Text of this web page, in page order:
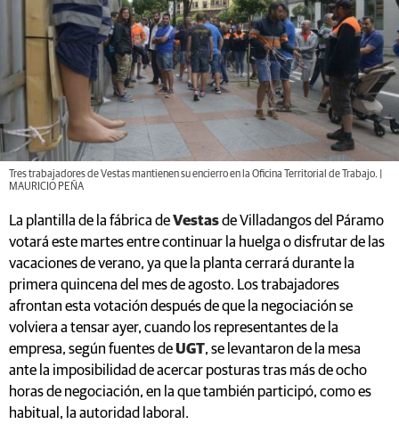
Tres trabajadores de Vestas mantienen su encierro en la Oficina Territorial de Trabajo. |
MAURICIO PEÑA
La plantilla de la fábrica deVestasde Villadangos del Páramo
votará este martes entre continuar la huelga o disfrutar de las
vacaciones de verano, ya que la planta cerrará durante la
primera quincena del mes de agosto. Los trabajadores
afrontan esta votación después de que la negociación se
volviera a tensar ayer, cuando los representantes de la
empresa, según fuentes deUGT, se levantaron de la mesa
ante la imposibilidad de acercar posturas tras más de ocho
horas de negociación, en la que también participó, como es
habitual, la autoridad laboral.